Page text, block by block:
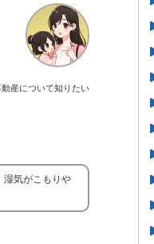
動産について知りたい
湿気がこもりや